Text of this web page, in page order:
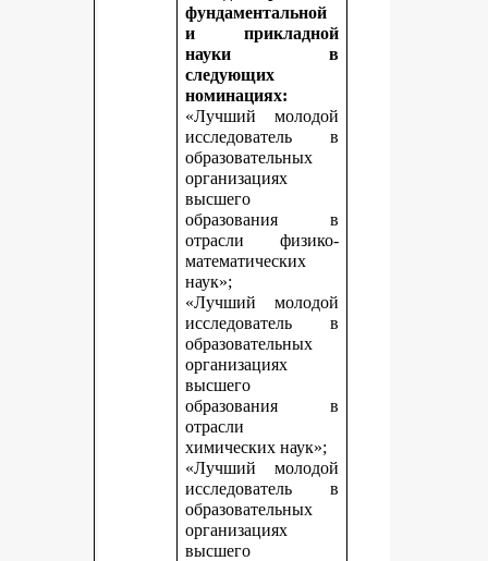
фундаментальной
и прикладной
науки в
следующих
номинациях:
«Лучший молодой
исследователь в
образовательных
организациях
высшего
образования в
отрасли физико-
математических
наук»;
«Лучший молодой
исследователь в
образовательных
организациях
высшего
образования в
отрасли
химических наук»;
«Лучший молодой
исследователь в
образовательных
организациях
высшего